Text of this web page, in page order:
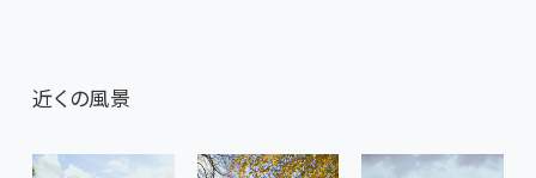
近くの風景